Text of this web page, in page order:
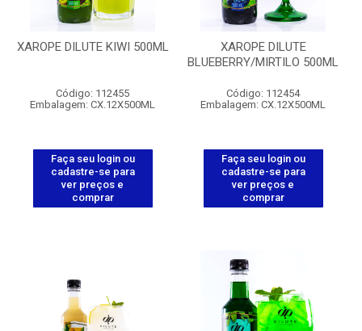
XAROPE DILUTE KIWI 500ML
Código: 112455
Embalagem: CX.12X500ML
Faça seu login ou
cadastre-se para
ver preços e
comprar
XAROPE DILUTE
BLUEBERRY/MIRTILO 500ML
Código: 112454
Embalagem: CX.12X500ML
Faça seu login ou
cadastre-se para
ver preços e
comprar